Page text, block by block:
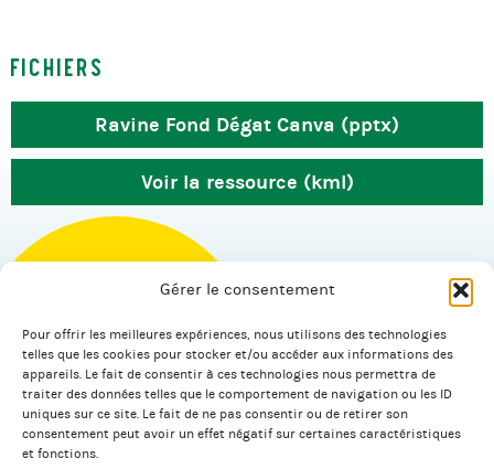
Gérer le consentement
Pour offrir les meilleures expériences, nous utilisons des technologies
telles que les cookies pour stocker et/ou accéder aux informations des
appareils. Le fait de consentir à ces technologies nous permettra de
traiter des données telles que le comportement de navigation ou les ID
uniques sur ce site. Le fait de ne pas consentir ou de retirer son
consentement peut avoir un effet négatif sur certaines caractéristiques
et fonctions.
Fichiers
Ravine Fond Dégat Canva (pptx)
Voir la ressource (kml)
© 2026 Salagnac.
FacebookLinkedin